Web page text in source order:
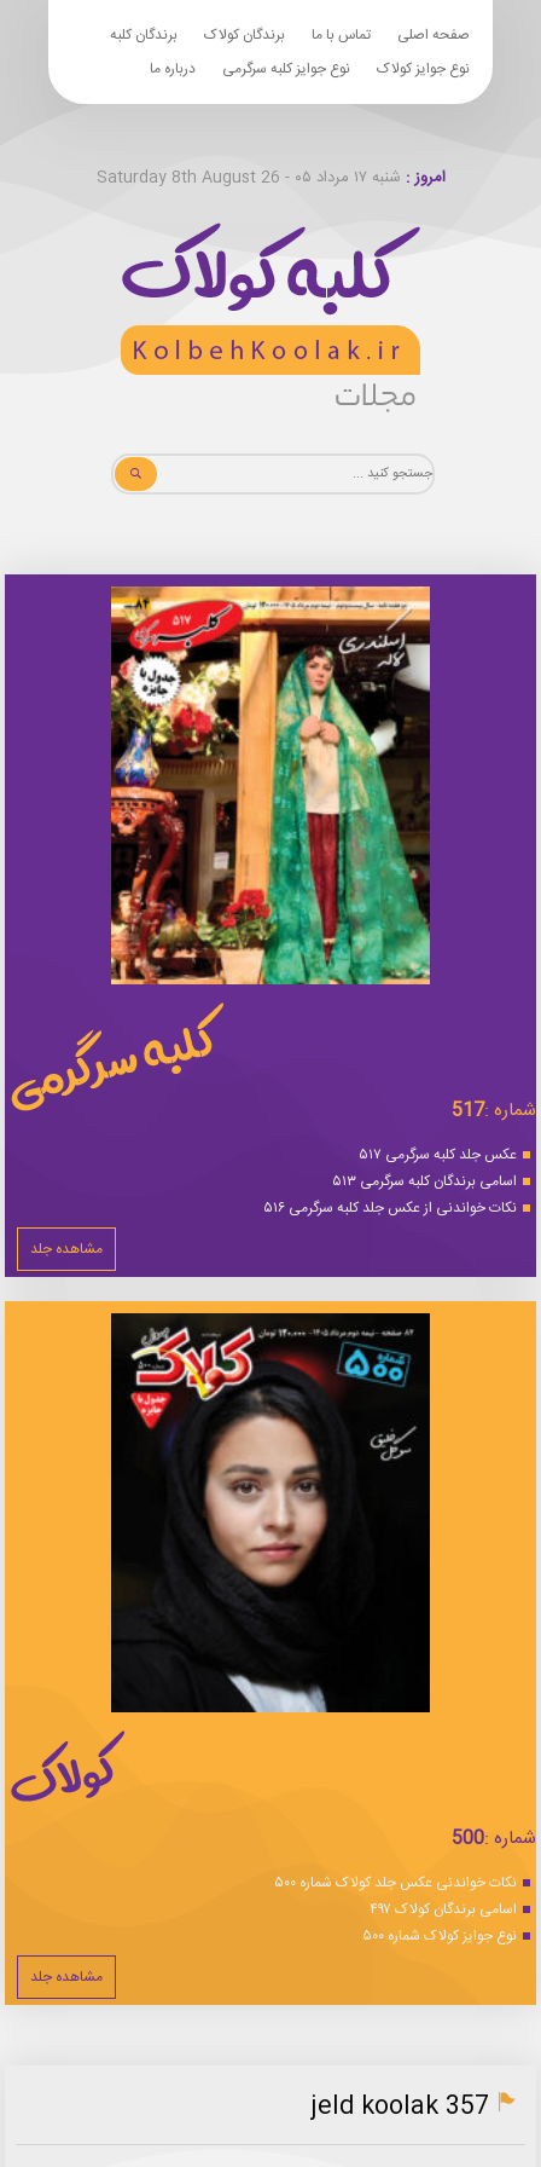
صفحه اصلی تماس با ما برندگان کولاک
برندگان کلبه
نوع جوایز کولاک
نوع جوایز کلبه سرگرمی درباره ما
امروز : شنبه ۱۷ مرداد ۰۵ - Saturday 8th August 26
شماره :517
عکس جلد کلبه سرگرمی ۵۱۷
اسامی برندگان کلبه سرگرمی ۵۱۳
نکات خواندنی از عکس جلد کلبه سرگرمی ۵۱۶
مشاهده جلد
شماره :500
نکات خواندنی عکس جلد کولاک شماره ۵۰۰
اسامی برندگان کولاک ۴۹۷
نوع جوایز کولاک شماره ۵۰۰
مشاهده جلد
jeld koolak 357